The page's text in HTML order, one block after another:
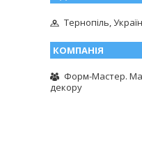
Тернопіль,
Форм-Мастер.
декору